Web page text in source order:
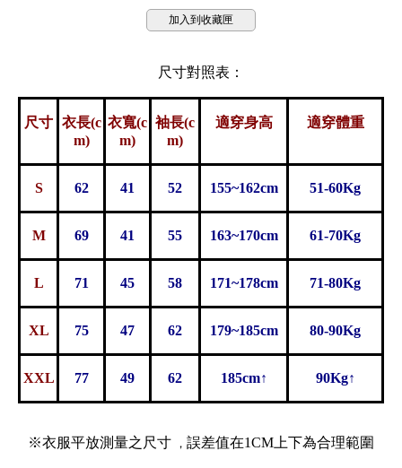
加入到收藏匣
尺寸對照表：
尺寸 衣長(c
m)
衣寬(c
m)
袖長(c
m)
適穿身高 適穿體重
S 62 41 52 155~162cm 51-60Kg
M 69 41 55 163~170cm 61-70Kg
L 71 45 58 171~178cm 71-80Kg
XL 75 47 62 179~185cm 80-90Kg
XXL 77 49 62 185cm↑ 90Kg↑
※衣服平放測量之尺寸 ， 誤差值在1CM上下為合理範圍